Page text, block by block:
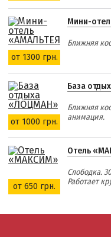
от 1300 грн.
Мини-
Ближняя
от 1000 грн.
База
Ближняя
анимация.
от 650 грн.
Отель
Слободка.
Работает